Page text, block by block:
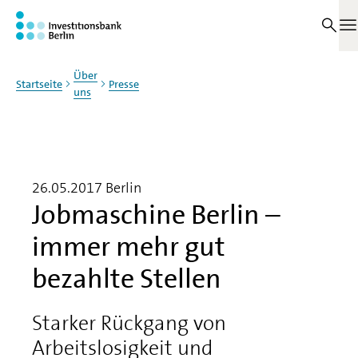
Zum Haupinhalt springen
Startseite
Über
uns
Presse
Jobmaschine Berlin –
immer mehr gut
bezahlte Stellen
26.05.2017 Berlin
Starker Rückgang von
Arbeitslosigkeit und